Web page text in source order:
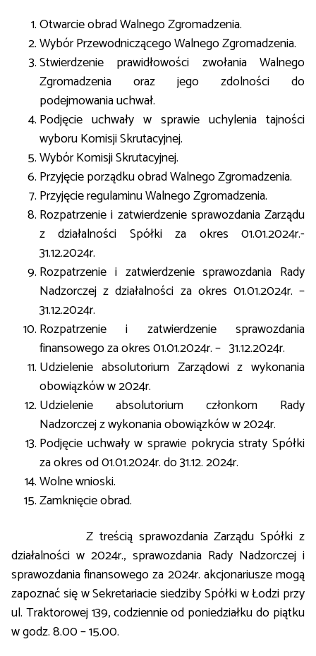
Otwarcie obrad Walnego Zgromadzenia.
Wybór Przewodniczącego Walnego Zgromadzenia.
Stwierdzenie prawidłowości zwołania Walnego
Zgromadzenia oraz jego zdolności do
podejmowania uchwał.
Podjęcie uchwały w sprawie uchylenia tajności
wyboru Komisji Skrutacyjnej.
Wybór Komisji Skrutacyjnej.
Przyjęcie porządku obrad Walnego Zgromadzenia.
Przyjęcie regulaminu Walnego Zgromadzenia.
Rozpatrzenie i zatwierdzenie sprawozdania Zarządu
z działalności Spółki za okres 01.01.2024r.-
31.12.2024r.
Rozpatrzenie i zatwierdzenie sprawozdania Rady
Nadzorczej z działalności za okres 01.01.2024r. –
31.12.2024r.
Rozpatrzenie i zatwierdzenie sprawozdania
finansowego za okres 01.01.2024r. – 31.12.2024r.
Udzielenie absolutorium Zarządowi z wykonania
obowiązków w 2024r.
Udzielenie absolutorium członkom Rady
Nadzorczej z wykonania obowiązków w 2024r.
Podjęcie uchwały w sprawie pokrycia straty Spółki
za okres od 01.01.2024r. do 31.12. 2024r.
Wolne wnioski.
Zamknięcie obrad.
Z treścią sprawozdania Zarządu Spółki z
działalności w 2024r., sprawozdania Rady Nadzorczej i
sprawozdania finansowego za 2024r. akcjonariusze mogą
zapoznać się w Sekretariacie siedziby Spółki w Łodzi przy
ul. Traktorowej 139, codziennie od poniedziałku do piątku
w godz. 8.00 – 15.00.